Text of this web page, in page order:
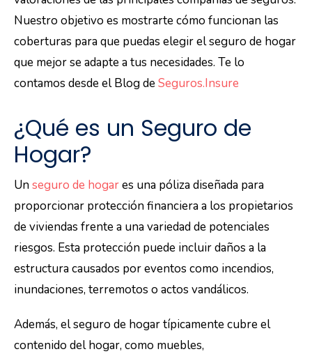
Nuestro objetivo es mostrarte cómo funcionan las
coberturas para que puedas elegir el seguro de hogar
que mejor se adapte a tus necesidades. Te lo
contamos desde el Blog deSeguros.Insure
¿Qué es un Seguro de
Hogar?
Unseguro de hogares una póliza diseñada para
proporcionar protección financiera a los propietarios
de viviendas frente a una variedad de potenciales
riesgos. Esta protección puede incluir daños a la
estructura causados por eventos como incendios,
inundaciones, terremotos o actos vandálicos.
Además, el seguro de hogar típicamente cubre el
contenido del hogar, como muebles,